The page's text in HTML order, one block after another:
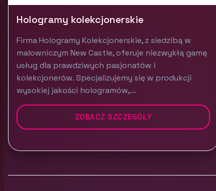
Hologramy kolekcjonerskie
Firma Hologramy Kolekcjonerskie, z siedzibą w
malowniczym New Castle, oferuje niezwykłą gamę
usług dla prawdziwych pasjonatów i
kolekcjonerów. Specjalizujemy się w produkcji
wysokiej jakości hologramów,...
ZOBACZ SZCZEGÓŁY